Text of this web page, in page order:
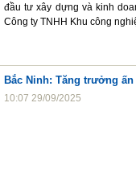
đầu tư xây dựng và kinh
Công ty TNHH Khu công
Bắc Ninh: Tăng trưởng
10:07 29/09/2025